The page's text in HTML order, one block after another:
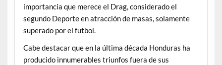
importancia que merece el Drag, considerado el
segundo Deporte en atracción de masas, solamente
superado por el futbol.
Cabe destacar que en la última década Honduras ha
producido innumerables triunfos fuera de sus